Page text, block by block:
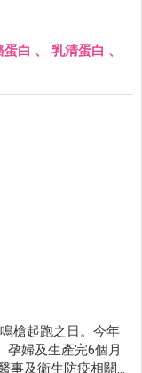
腸黏膜進入人體，
蛋白 、 乳清蛋白 、
槍起跑之日。今年
孕婦及生產完6個月
事及衛生防疫相關